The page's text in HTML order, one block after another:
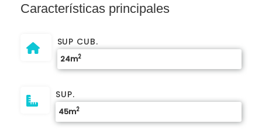
Características principales
SUP CUB.
24m2
SUP.
45m2